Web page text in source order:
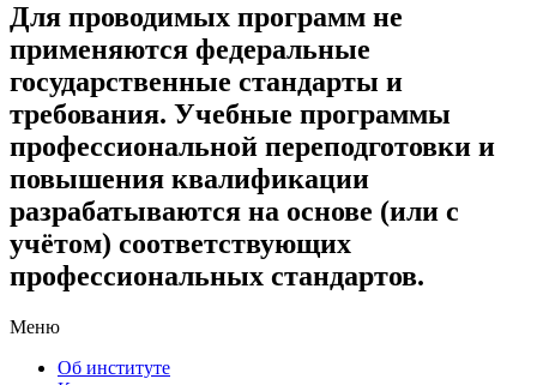
Для проводимых программ не
применяются федеральные
государственные стандарты и
требования. Учебные программы
профессиональной переподготовки и
повышения квалификации
разрабатываются на основе (или с
учётом) соответствующих
профессиональных стандартов.
Меню
Об институте